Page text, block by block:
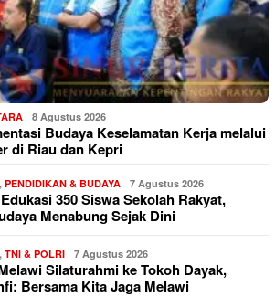
8 Agustus 2026
Budaya Keselamatan Kerja melalui
di Riau dan Kepri
, PENDIDIKAN & BUDAYA 7 Agustus 2026
350 Siswa Sekolah Rakyat,
Menabung Sejak Dini
, TNI & POLRI 7 Agustus 2026
Silaturahmi ke Tokoh Dayak,
Bersama Kita Jaga Melawi